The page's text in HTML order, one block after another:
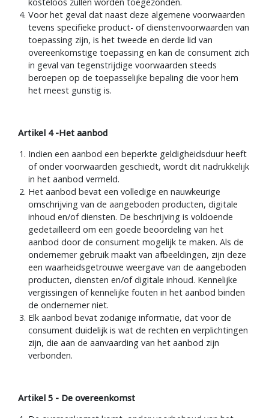
kosteloos zullen worden toegezonden.
Voor het geval dat naast deze algemene voorwaarden
tevens specifieke product- of dienstenvoorwaarden van
toepassing zijn, is het tweede en derde lid van
overeenkomstige toepassing en kan de consument zich
in geval van tegenstrijdige voorwaarden steeds
beroepen op de toepasselijke bepaling die voor hem
het meest gunstig is.
Artikel 4 -Het aanbod
Indien een aanbod een beperkte geldigheidsduur heeft
of onder voorwaarden geschiedt, wordt dit nadrukkelijk
in het aanbod vermeld.
Het aanbod bevat een volledige en nauwkeurige
omschrijving van de aangeboden producten, digitale
inhoud en/of diensten. De beschrijving is voldoende
gedetailleerd om een goede beoordeling van het
aanbod door de consument mogelijk te maken. Als de
ondernemer gebruik maakt van afbeeldingen, zijn deze
een waarheidsgetrouwe weergave van de aangeboden
producten, diensten en/of digitale inhoud. Kennelijke
vergissingen of kennelijke fouten in het aanbod binden
de ondernemer niet.
Elk aanbod bevat zodanige informatie, dat voor de
consument duidelijk is wat de rechten en verplichtingen
zijn, die aan de aanvaarding van het aanbod zijn
verbonden.
Artikel 5 - De overeenkomst